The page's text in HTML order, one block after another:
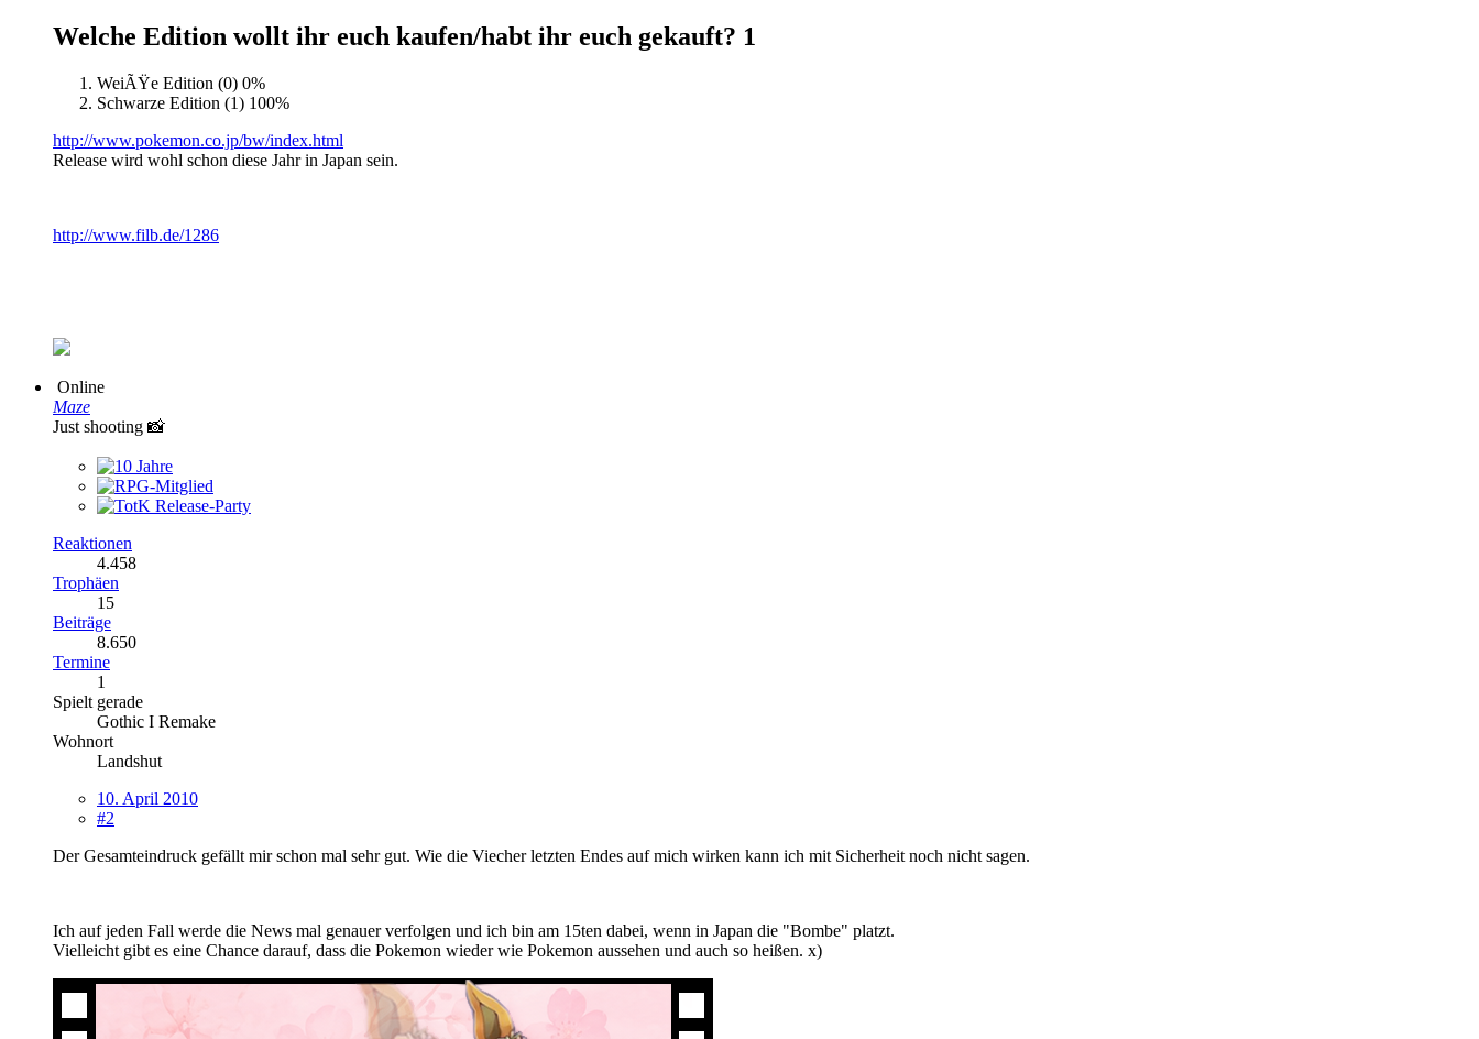
Welche Edition wollt ihr euch kaufen/habt ihr euch gekauft? 1
WeiÃŸe Edition (0) 0%
Schwarze Edition (1) 100%
http://www.pokemon.co.jp/bw/index.html
Release wird wohl schon diese Jahr in Japan sein.
http://www.filb.de/1286
Online
Maze
Just shooting 📸
Reaktionen
4.458
Trophäen
15
Beiträge
8.650
Termine
1
Spielt gerade
Gothic I Remake
Wohnort
Landshut
10. April 2010
#2
Der Gesamteindruck gefällt mir schon mal sehr gut. Wie die Viecher letzten Endes auf mich wirken kann ich mit Sicherheit noch nicht sagen.
Ich auf jeden Fall werde die News mal genauer verfolgen und ich bin am 15ten dabei, wenn in Japan die "Bombe" platzt.
Vielleicht gibt es eine Chance darauf, dass die Pokemon wieder wie Pokemon aussehen und auch so heißen. x)